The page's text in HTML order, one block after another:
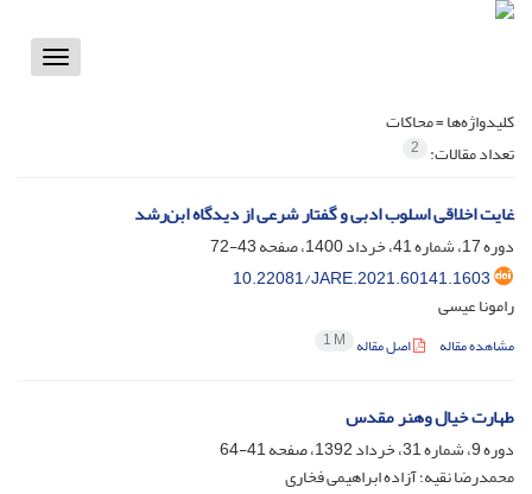
Toggle
کلیدواژه‌ها =محاکات
تعداد مقالات: 2
غایت اخلاقی اسلوب ادبی و گفتار شرعی از دیدگاه ابن‌رشد
دوره 17، شماره 41، خرداد 1400، صفحه
43-72
10.22081/JARE.2021.60141.1603
رامونا عیسی
مشاهده مقاله اصل مقاله 1 M
طهارت خیال وهنر مقدس
دوره 9، شماره 31، خرداد 1392، صفحه
41-64
محمدرضا نقیه؛ آزاده ابراهیمی فخاری